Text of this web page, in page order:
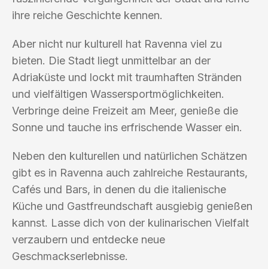
ihre reiche Geschichte kennen.
Aber nicht nur kulturell hat Ravenna viel zu
bieten. Die Stadt liegt unmittelbar an der
Adriaküste und lockt mit traumhaften Stränden
und vielfältigen Wassersportmöglichkeiten.
Verbringe deine Freizeit am Meer, genieße die
Sonne und tauche ins erfrischende Wasser ein.
Neben den kulturellen und natürlichen Schätzen
gibt es in Ravenna auch zahlreiche Restaurants,
Cafés und Bars, in denen du die italienische
Küche und Gastfreundschaft ausgiebig genießen
kannst. Lasse dich von der kulinarischen Vielfalt
verzaubern und entdecke neue
Geschmackserlebnisse.